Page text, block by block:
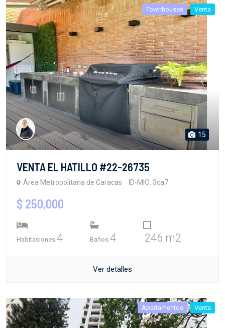
Townhouses Venta
15
VENTA EL HATILLO #22-26735
Área Metropolitana de Caracas ID-MIO: 3ca7
$ 250,000
Habitaciones 4 Baños 4 246 m2
Ver detalles
Apartamentos Venta